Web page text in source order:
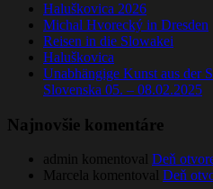
Haluškovica 2026
Michal Hvorecký in Dresden
Reisen in die Slowakei
Haluškovica
Unabhängige Kunst aus der
Slovenska 05. – 08.02.2025
Najnovšie komentáre
admin komentoval Deň
Marcela komentoval Deň